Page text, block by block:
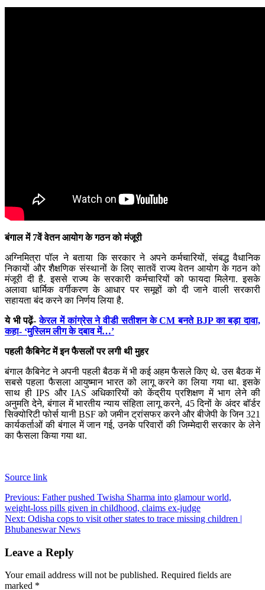
बंगाल में 7वें वेतन आयोग के गठन को मंजूरी
अग्निमित्रा पॉल ने बताया कि सरकार ने अपने कर्मचारियों, संबद्ध वैधानिक
निकायों और शैक्षणिक संस्थानों के लिए सातवें राज्य वेतन आयोग के गठन को
मंजूरी दी है. इससे राज्य के सरकारी कर्मचारियों को फायदा मिलेगा. इसके
अलावा धार्मिक वर्गीकरण के आधार पर समूहों को दी जाने वाली सरकारी
सहायता बंद करने का निर्णय लिया है.
ये भी पढ़ें-केरल में कांग्रेस ने वीडी सतीशन के CM बनते BJP का बड़ा दावा,
कहा- ‘मुस्लिम लीग के दबाव में…’
पहली कैबिनेट में इन फैसलों पर लगी थी मुहर
बंगाल कैबिनेट ने अपनी पहली बैठक में भी कई अहम फैसले किए थे. उस बैठक में
सबसे पहला फैसला आयुष्मान भारत को लागू करने का लिया गया था. इसके
साथ ही IPS और IAS अधिकारियों को केंद्रीय प्रशिक्षण में भाग लेने की
अनुमति देने, बंगाल में भारतीय न्याय संहिता लागू करने, 45 दिनों के अंदर बॉर्डर
सिक्योरिटी फोर्स यानी BSF को जमीन ट्रांसफर करने और बीजेपी के जिन 321
कार्यकर्ताओं की बंगाल में जान गई, उनके परिवारों की जिम्मेदारी सरकार के लेने
का फैसला किया गया था.
Source link
Post
navigation
Previous: Father pushed Twisha Sharma into glamour world,
weight-loss pills given in childhood, claims ex-judge
Next: Odisha cops to visit other states to trace missing children |
Bhubaneswar News
Leave a Reply
Your email address will not be published. Required fields are
marked *